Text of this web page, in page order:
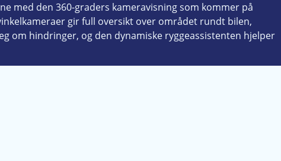
med den 360-graders kameravisning som kommer på
gir full oversikt over området rundt bilen,
om hindringer, og den dynamiske ryggeassistenten hjelper